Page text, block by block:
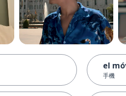
el
手機